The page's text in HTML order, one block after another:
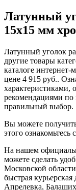
Латунный
15х15 мм
Латунный уголок
другие товары
каталоге
цене 4 915 руб..
характеристиками,
рекомендациями по
правильный выбор.
Вы можете
этого
На нашем
можете сделать
Московской
быстрая
Апрелевка,